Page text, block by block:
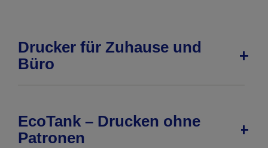
Drucker für Zuhause und
Büro
EcoTank – Drucken ohne
Patronen